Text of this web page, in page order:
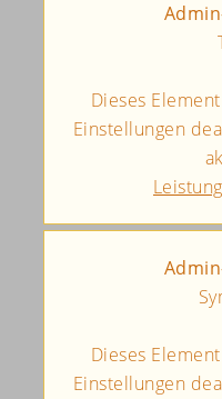
Dieses
Einstellungen
Dieses
Einstellungen